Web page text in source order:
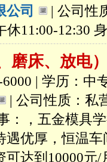
公司
| 公司性
休11:00-12:30
磨床、放电
| 学历：中
| 公司性质：私
：，五金模具
遇优厚，恒温
可达到10000元/